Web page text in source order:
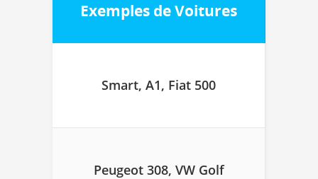
Exemples de Voitures
Smart, A1, Fiat 500
Peugeot 308, VW Golf